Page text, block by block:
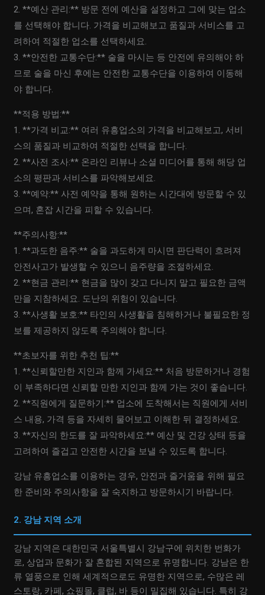
2. **예산 관리:** 방문 전에 예산을 설정하고 그에 맞는 업소
를 선택해야 합니다. 가격을 비교해보고 품질과 서비스를 고
려하여 적절한 업소를 선택하세요.
3. **안전한 교통수단:** 술을 마시는 등 안전에 유의해야 하
므로 술을 마신 후에는 안전한 교통수단을 이용하여 이동해
야 합니다.
**적용 방법:**
1. **가격 비교:** 여러 유흥업소의 가격을 비교해보고, 서비
스의 품질과 비교하여 적절한 선택을 합니다.
2. **사전 조사:** 온라인 리뷰나 소셜 미디어를 통해 해당 업
소의 평판과 서비스를 파악해보세요.
3. **예약:** 사전 예약을 통해 원하는 시간대에 방문할 수 있
으며, 혼잡 시간을 피할 수 있습니다.
**주의사항:**
1. **과도한 음주:** 술을 과도하게 마시면 판단력이 흐려져
안전사고가 발생할 수 있으니 음주량을 조절하세요.
2. **현금 관리:** 현금을 많이 갖고 다니지 말고 필요한 금액
만을 지참하세요. 도난의 위험이 있습니다.
3. **사생활 보호:** 타인의 사생활을 침해하거나 불필요한 정
보를 제공하지 않도록 주의해야 합니다.
**초보자를 위한 추천 팁:**
1. **신뢰할만한 지인과 함께 가세요:** 처음 방문하거나 경험
이 부족하다면 신뢰할 만한 지인과 함께 가는 것이 좋습니다.
2. **직원에게 질문하기:** 업소에 도착해서는 직원에게 서비
스 내용, 가격 등을 자세히 물어보고 이해한 뒤 결정하세요.
3. **자신의 한도를 잘 파악하세요:** 예산 및 건강 상태 등을
고려하여 즐겁고 안전한 시간을 보낼 수 있도록 합니다.
강남 유흥업소를 이용하는 경우, 안전과 즐거움을 위해 필요
한 준비와 주의사항을 잘 숙지하고 방문하시기 바랍니다.
2. 강남 지역 소개
강남 지역은 대한민국 서울특별시 강남구에 위치한 번화가
로, 상업과 문화가 잘 혼합된 지역으로 유명합니다. 강남은 한
류 열풍으로 인해 세계적으로도 유명한 지역으로, 수많은 레
스토랑, 카페, 쇼핑몰, 클럽, 바 등이 밀집해 있습니다. 특히 강